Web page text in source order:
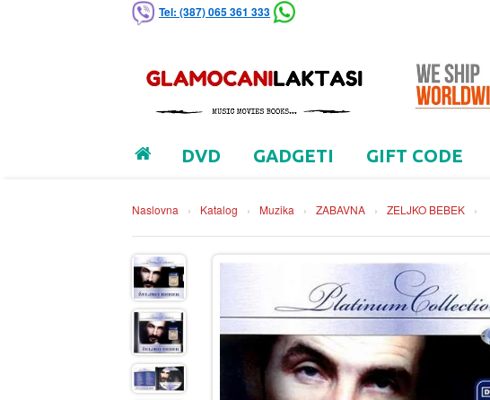
Tel: (387) 065 361 333
DVD GADGETI GIFT CODE
Naslovna › Katalog › Muzika › ZABAVNA › ZELJKO BEBEK ›